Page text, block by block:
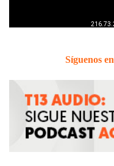
Síguenos en